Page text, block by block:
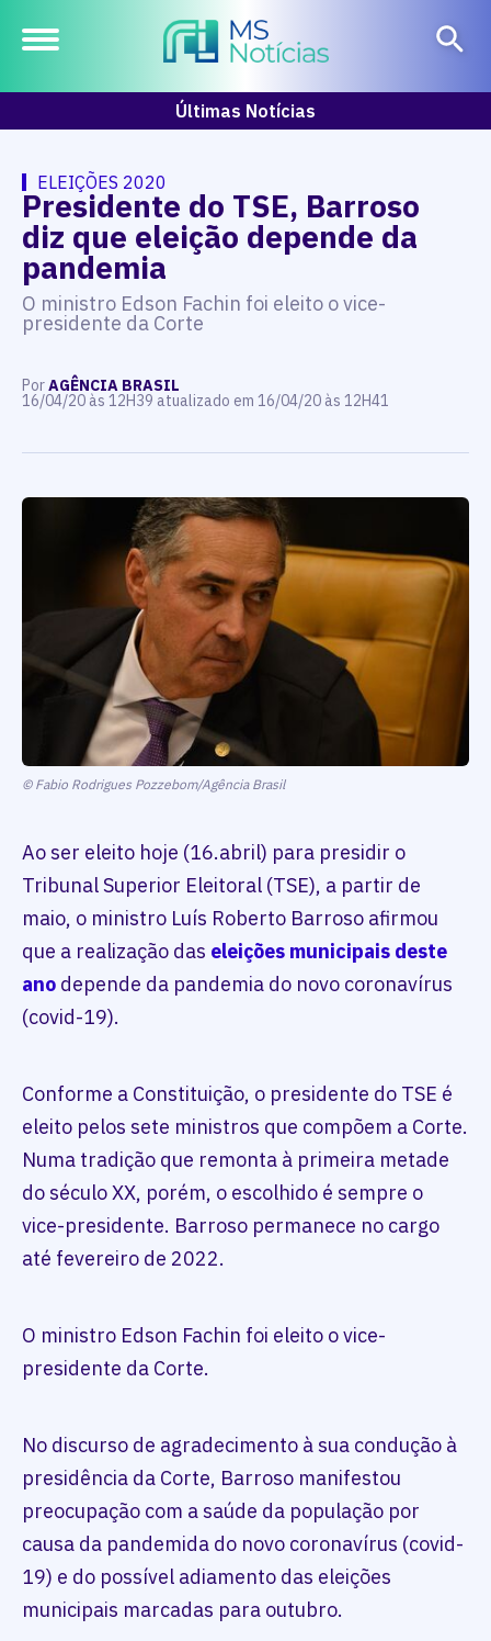
Últimas Notícias
ELEIÇÕES 2020
Presidente do TSE, Barroso
diz que eleição depende da
pandemia
O ministro Edson Fachin foi eleito o vice-
presidente da Corte
PorAGÊNCIA BRASIL
16/04/20 às 12H39 atualizado em 16/04/20 às 12H41
© Fabio Rodrigues Pozzebom/Agência Brasil
Ao ser eleito hoje (16.abril) para presidir o
Tribunal Superior Eleitoral (TSE), a partir de
maio, o ministro Luís Roberto Barroso afirmou
que a realização das eleições municipais deste
ano depende da pandemia do novo coronavírus
(covid-19).
Conforme a Constituição, o presidente do TSE é
eleito pelos sete ministros que compõem a Corte.
Numa tradição que remonta à primeira metade
do século XX, porém, o escolhido é sempre o
vice-presidente. Barroso permanece no cargo
até fevereiro de 2022.
O ministro Edson Fachin foi eleito o vice-
presidente da Corte.
No discurso de agradecimento à sua condução à
presidência da Corte, Barroso manifestou
preocupação com a saúde da população por
causa da pandemida do novo coronavírus (covid-
19) e do possível adiamento das eleições
municipais marcadas para outubro.